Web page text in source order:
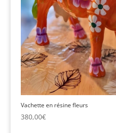
Vachette en résine fleurs
380,00€